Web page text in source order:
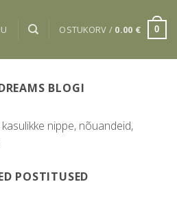
OSTUKORV / 0.00 € 0
BLOGI
nippe, nõuandeid,
POSTITUSED